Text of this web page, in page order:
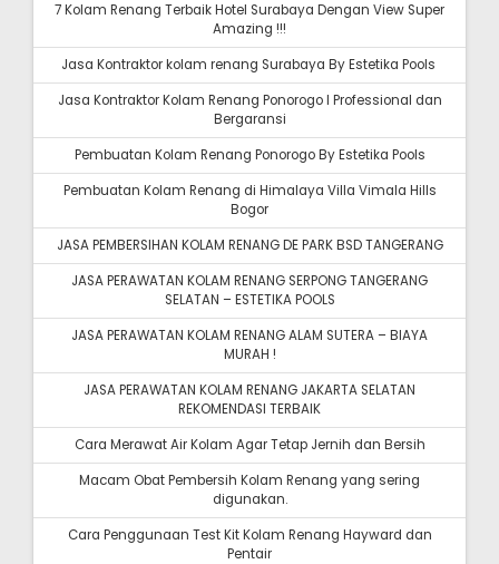
7 Kolam Renang Terbaik Hotel Surabaya Dengan View Super
Amazing !!!
Jasa Kontraktor kolam renang Surabaya By Estetika Pools
Jasa Kontraktor Kolam Renang Ponorogo I Professional dan
Bergaransi
Pembuatan Kolam Renang Ponorogo By Estetika Pools
Pembuatan Kolam Renang di Himalaya Villa Vimala Hills
Bogor
JASA PEMBERSIHAN KOLAM RENANG DE PARK BSD TANGERANG
JASA PERAWATAN KOLAM RENANG SERPONG TANGERANG
SELATAN – ESTETIKA POOLS
JASA PERAWATAN KOLAM RENANG ALAM SUTERA – BIAYA
MURAH !
JASA PERAWATAN KOLAM RENANG JAKARTA SELATAN
REKOMENDASI TERBAIK
Cara Merawat Air Kolam Agar Tetap Jernih dan Bersih
Macam Obat Pembersih Kolam Renang yang sering
digunakan.
Cara Penggunaan Test Kit Kolam Renang Hayward dan
Pentair